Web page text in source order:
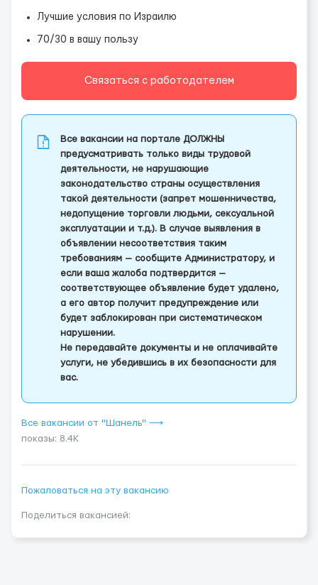
Лучшие условия по Израилю
70/30 в вашу пользу
Связаться с работодателем
Все вакансии на портале ДОЛЖНЫ
предусматривать только виды трудовой
деятельности, не нарушающие
законодательство страны осуществления
такой деятельности (запрет мошенничества,
недопущение торговли людьми, сексуальной
эксплуатации и т.д.). В случае выявления в
объявлении несоответствия таким
требованиям — сообщите Администратору, и
если ваша жалоба подтвердится —
соответствующее объявление будет удалено,
а его автор получит предупреждение или
будет заблокирован при систематическом
нарушении.
Не передавайте документы и не оплачивайте
услуги, не убедившись в их безопасности для
вас.
Все вакансии от "Шанель" ⟶
показы: 8.4K
Пожаловаться на эту вакансию
Поделиться вакансией: